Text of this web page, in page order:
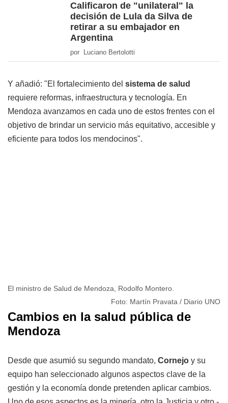
Calificaron de "unilateral" la
decisión de Lula da Silva de
retirar a su embajador en
Argentina
por Luciano Bertolotti
Y añadió: "El fortalecimiento del sistema de salud
requiere reformas, infraestructura y tecnología. En
Mendoza avanzamos en cada uno de estos frentes con el
objetivo de brindar un servicio más equitativo, accesible y
eficiente para todos los mendocinos".
El ministro de Salud de Mendoza, Rodolfo Montero.
Foto: Martín Pravata / Diario UNO
Cambios en la salud pública de
Mendoza
Desde que asumió su segundo mandato, Cornejo y su
equipo han seleccionado algunos aspectos clave de la
gestión y la economía donde pretenden aplicar cambios.